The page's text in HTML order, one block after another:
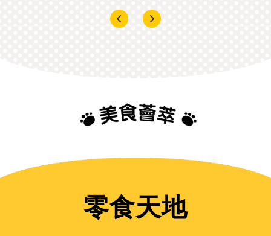
零食天地